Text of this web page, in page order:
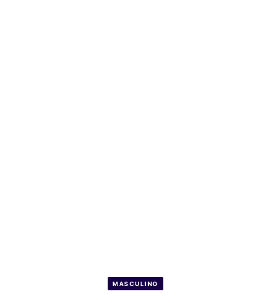
MASCULINO